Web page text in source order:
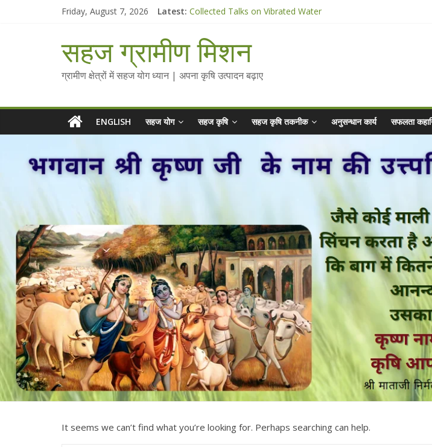
Friday, August 7, 2026 Latest: Collected Talks on Vibrated Water
चैतन्यित जल pdf
Standee Designs @ 2025 for Sahaj Krishi Promotions
Chalo Gaon Ki Or Abhiyaan - 2025-26
सहज ग्रामीण मिशन
ग्रामीण क्षेत्रों में सहज योग ध्यान | अपना कृषि उत्पादन बढ़ाए
ENGLISH सहज योग सहज कृषि सहज कृषि तकनीक अनुसन्धान कार्य सफलता
It seems we can’t find what you’re looking for. Perhaps searching can help.